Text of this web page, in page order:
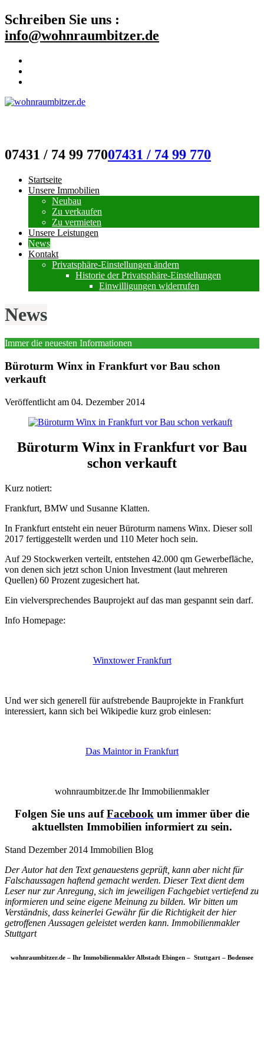
Schreiben Sie uns :
info@wohnraumbitzer.de
07431 / 74 99 77007431 / 74 99 770
Startseite
Unsere Immobilien
Neubau
Zu verkaufen
Zu vermieten
Unsere Leistungen
News
Kontakt
Privatsphäre-Einstellungen ändern
Historie der Privatsphäre-Einstellungen
Einwilligungen widerrufen
News
Immer die neuesten Informationen
Büroturm Winx in Frankfurt vor Bau schon
verkauft
Veröffentlicht am 04. Dezember 2014
Büroturm Winx in Frankfurt vor Bau
schon verkauft
Kurz notiert:
Frankfurt, BMW und Susanne Klatten.
In Frankfurt entsteht ein neuer Büroturm namens Winx. Dieser soll
2017 fertiggestellt werden und 110 Meter hoch sein.
Auf 29 Stockwerken verteilt, entstehen 42.000 qm Gewerbefläche,
von denen sich jetzt schon Union Investment (laut mehreren
Quellen) 60 Prozent zugesichert hat.
Ein vielversprechendes Bauprojekt auf das man gespannt sein darf.
Info Homepage:
Winxtower Frankfurt
Und wer sich generell für aufstrebende Bauprojekte in Frankfurt
interessiert, kann sich bei Wikipedie kurz grob einlesen:
Das Maintor in Frankfurt
wohnraumbitzer.de Ihr Immobilienmakler
Folgen Sie uns aufFacebook um immer über die
aktuellsten Immobilien informiert zu sein.
Stand Dezember 2014 Immobilien Blog
Der Autor hat den Text genauestens geprüft, kann aber nicht für
Falschaussagen haftend gemacht werden. Dieser Text dient dem
Leser nur zur Anregung, sich im jeweiligen Fachgebiet vertiefend zu
informieren und seine eigene Meinung zu bilden. Wir bitten um
Verständnis, dass keinerlei Gewähr für die Richtigkeit der hier
getroffenen Aussagen geleistet werden kann. Immobilienmakler
Stuttgart
wohnraumbitzer.de – Ihr Immobilienmakler Albstadt Ebingen – Stuttgart – Bodensee